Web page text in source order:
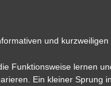
und kurzweiligen
Funktionsweise lernen
Ein kleiner Sprung